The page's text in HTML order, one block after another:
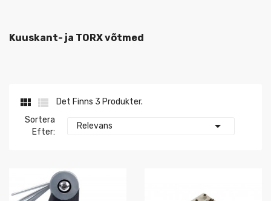
Kuuskant- ja TORX võtmed
 
Det Finns 3 Produkter.
Sortera
Efter:
Relevans 